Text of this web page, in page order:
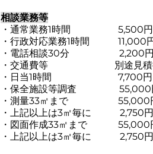
相談業務等
・通常業務1時間 5,500円
・行政対応業務1時間 11,000
・電話相談30分 2,200
・交通費等 別途見積
・日当1時間 7,700円
・保全施設等調査 55,000
・測量33㎡まで 55,000
・上記以上は3㎡毎に 2,750円
・図面作成33㎡まで 55,000
・上記以上は3㎡毎に 2,750円